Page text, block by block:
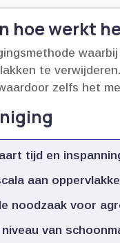
hoe werkt
te
zelfs het
tijd en
aan
noodzaak voor
van